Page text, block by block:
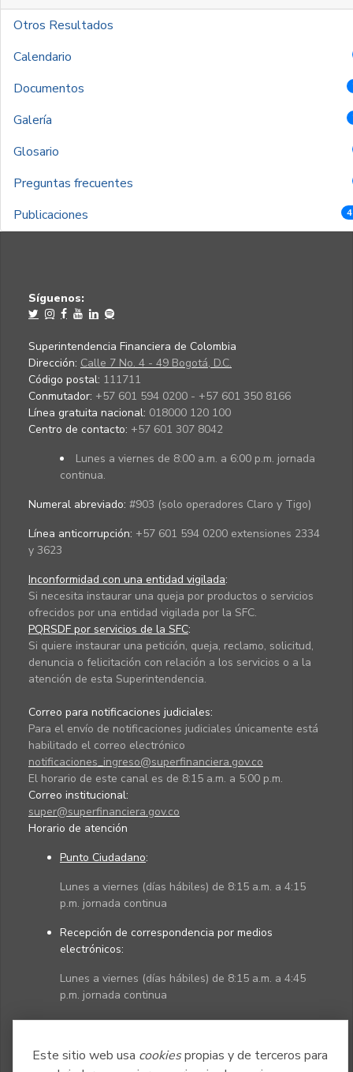
Este sitio web usa cookiespropias y de terceros para
Otros Resultados
Calendario
Documentos
Galería
Glosario
Preguntas frecuentes
Publicaciones
Síguenos:
Superintendencia Financiera de Colombia
Dirección: Calle 7 No. 4 - 49 Bogotá, D.C.
Código postal: 111711
Conmutador: +57 601 594 0200 - +57 601 350 8166
Línea gratuita nacional: 018000 120 100
Centro de contacto: +57 601 307 8042
Lunes a viernes de 8:00 a.m. a 6:00 p.m. jornada
continua.
Numeral abreviado: #903 (solo operadores Claro y Tigo)
Línea anticorrupción: +57 601 594 0200 extensiones 2334
y 3623
Inconformidad con una entidad vigilada:
Si necesita instaurar una queja por productos o servicios
ofrecidos por una entidad vigilada por la SFC.
PQRSDF por servicios de la SFC:
Si quiere instaurar una petición, queja, reclamo, solicitud,
denuncia o felicitación con relación a los servicios o a la
atención de esta Superintendencia.
Correo para notificaciones judiciales:
Para el envío de notificaciones judiciales únicamente está
habilitado el correo electrónico
notificaciones_ingreso@superfinanciera.gov.co
El horario de este canal es de 8:15 a.m. a 5:00 p.m.
Correo institucional:
super@superfinanciera.gov.co
Horario de atención
Punto Ciudadano:
Lunes a viernes (días hábiles) de 8:15 a.m. a 4:15
p.m. jornada continua
Recepción de correspondencia por medios
electrónicos:
Lunes a viernes (días hábiles) de 8:15 a.m. a 4:45
p.m. jornada continua